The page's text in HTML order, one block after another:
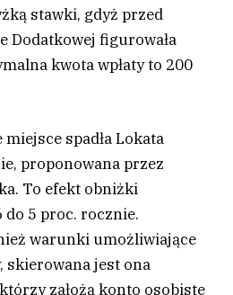
stawki, gdyż przed
Dodatkowej figurowała
kwota wpłaty to 200
spadła Lokata
proponowana przez
To efekt obniżki
do 5 proc. rocznie.
warunki umożliwiające
skierowana jest ona
założą konto osobiste